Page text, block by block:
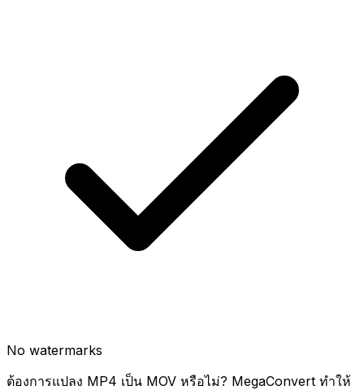
No watermarks
ต้องการแปลง MP4 เป็น MOV หรือไม่? MegaConvert ทำให้